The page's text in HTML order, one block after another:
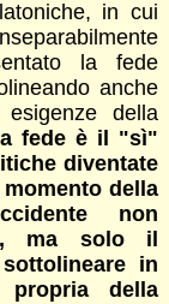
in cui
la fede
anche
della
fede è il "sì"
diventate
della
non
ma solo il
in
propria della